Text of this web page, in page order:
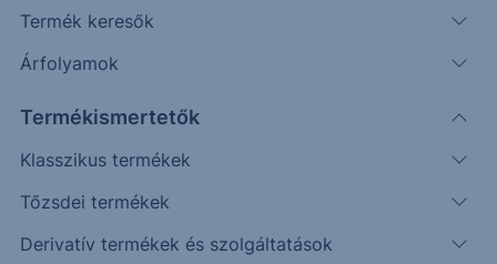
Termék keresők
Árfolyamok
Termékismertetők
Klasszikus termékek
Tőzsdei termékek
Derivatív termékek és szolgáltatások